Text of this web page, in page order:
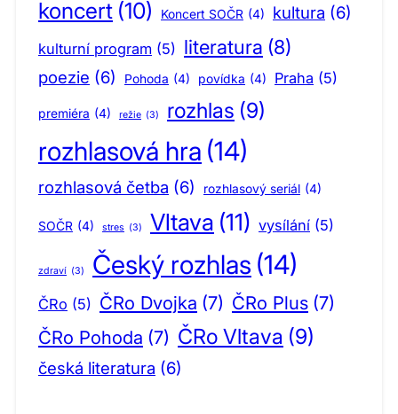
koncert (10) Koncert SOČR (4) kultura (6)
kulturní program (5) literatura (8)
poezie (6) Pohoda (4) povídka (4) Praha (5)
premiéra (4) režie (3) rozhlas (9)
rozhlasová hra (14)
rozhlasová četba (6) rozhlasový seriál (4)
SOČR (4) stres (3) Vltava (11) vysílání (5)
zdraví (3) Český rozhlas (14)
ČRo (5) ČRo Dvojka (7) ČRo Plus (7)
ČRo Pohoda (7) ČRo Vltava (9)
česká literatura (6)